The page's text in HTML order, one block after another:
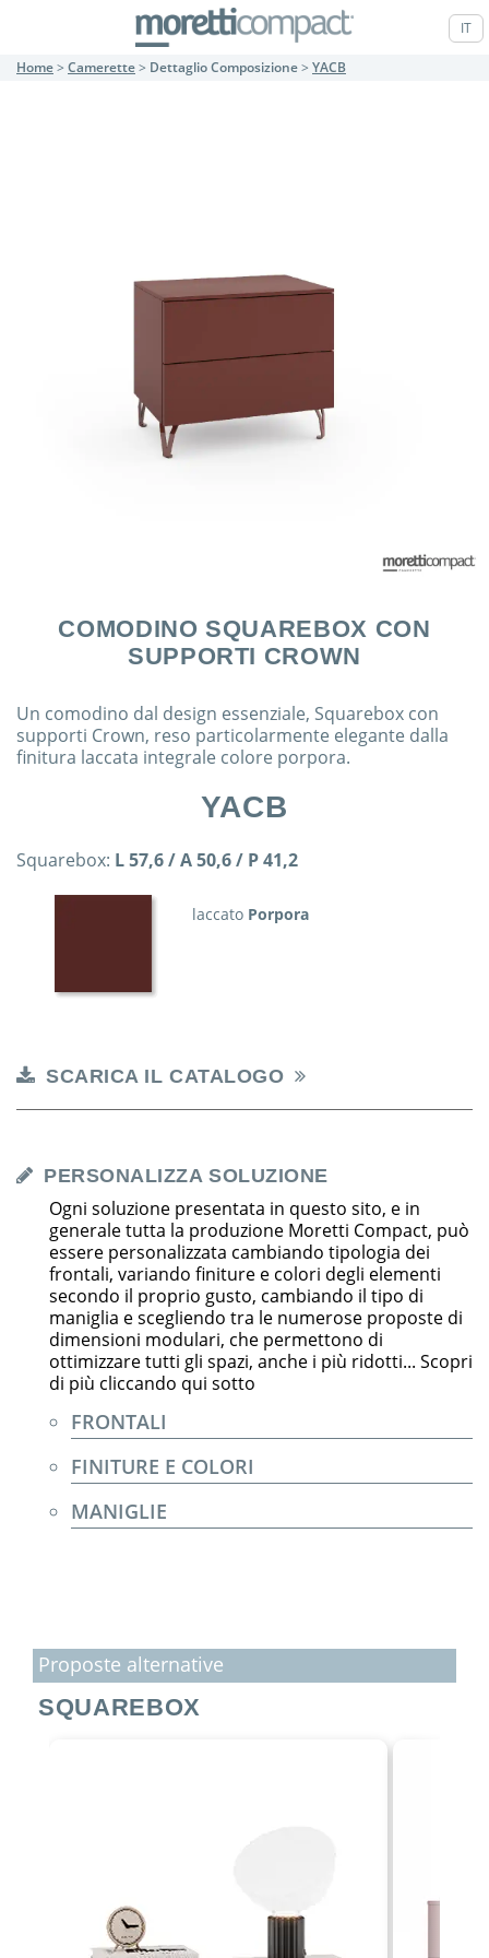
IT
Home> Camerette> Dettaglio Composizione> YACB
COMODINO SQUAREBOX CON
SUPPORTI CROWN
Un comodino dal design essenziale, Squarebox con
supporti Crown, reso particolarmente elegante dalla
finitura laccata integrale colore porpora.
YACB
Squarebox: L 57,6 / A 50,6 / P 41,2
laccato Porpora
SCARICA IL CATALOGO
PERSONALIZZA SOLUZIONE
Ogni soluzione presentata in questo sito, e in
generale tutta la produzione Moretti Compact, può
essere personalizzata cambiando tipologia dei
frontali, variando finiture e colori degli elementi
secondo il proprio gusto, cambiando il tipo di
maniglia e scegliendo tra le numerose proposte di
dimensioni modulari, che permettono di
ottimizzare tutti gli spazi, anche i più ridotti... Scopri
di più cliccando qui sotto
FRONTALI
FINITURE E COLORI
MANIGLIE
Proposte alternative
SQUAREBOX